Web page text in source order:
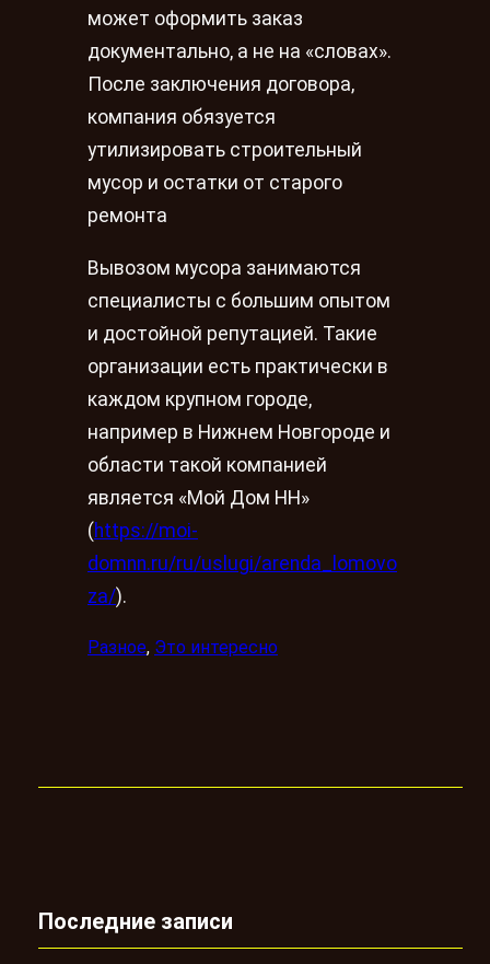
может оформить заказ
документально, а не на «словах».
После заключения договора,
компания обязуется
утилизировать строительный
мусор и остатки от старого
ремонта
Вывозом мусора занимаются
специалисты с большим опытом
и достойной репутацией. Такие
организации есть практически в
каждом крупном городе,
например в Нижнем Новгороде и
области такой компанией
является «Мой Дом НН»
(https://moi-
domnn.ru/ru/uslugi/arenda_lomovo
za/).
Разное, Это интересно
Последние записи